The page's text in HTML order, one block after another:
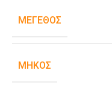
ΜΈΓΕΘΟΣ
ΜΉΚΟΣ